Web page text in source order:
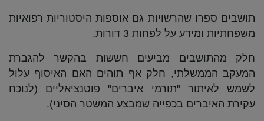
תושבים ספרו שהרשויות גם אוספות היסטוריות רפואיות
משפחתיות ומידע על לפחות 3 דורות.
חלק מהתושבים מביעים חששות בהקשר להגברת
המעקב הממשלתי, חלק אף תוהים האם האיסוף עלול
לשמש לאיתור "תורמי איברים" פוטנציאליים (לנוכח
עקירת האיברים בכפייה שמבצע המשטר הסיני).